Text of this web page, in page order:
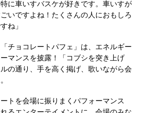
特に車いすバスケが好きです。車いすが
いですよね！たくさんの人におもしろ
ね」
チョコレートパフェ」は、エネルギー
マンスを披露！「コブシを突き上げ
の通り、手を高く掲げ、歌いながら会
トを会場に振りまくパフォーマンス